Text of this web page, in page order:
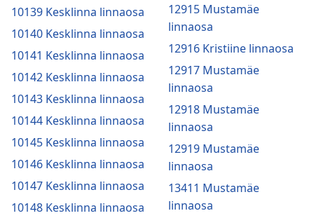
10139 Kesklinna linnaosa
10140 Kesklinna linnaosa
10141 Kesklinna linnaosa
10142 Kesklinna linnaosa
10143 Kesklinna linnaosa
10144 Kesklinna linnaosa
10145 Kesklinna linnaosa
10146 Kesklinna linnaosa
10147 Kesklinna linnaosa
10148 Kesklinna linnaosa
12915 Mustamäe
linnaosa
12916 Kristiine linnaosa
12917 Mustamäe
linnaosa
12918 Mustamäe
linnaosa
12919 Mustamäe
linnaosa
13411 Mustamäe
linnaosa